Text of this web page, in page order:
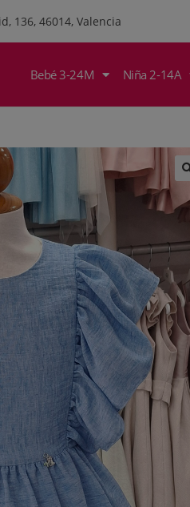
136, 46014, Valencia
Bebé 3-24M Niña 2-14A